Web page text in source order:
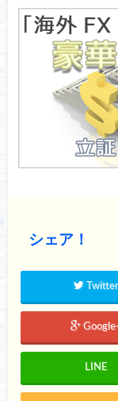
シェア！
Twitter
LINE